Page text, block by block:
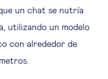
un chat se nutría
utilizando un modelo
con alrededor de